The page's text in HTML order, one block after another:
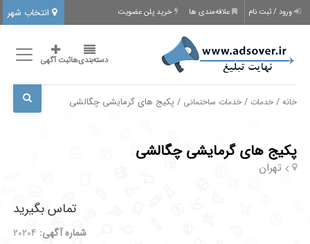
انتخاب شهر ورود / ثبت نام علاقه‌مندی ها خرید پلن عضویت
دسته‌بندی‌هاثبت آگهی
خانه /خدمات /خدمات ساختمانی / پکیج های گرمایشی چگالشی
پکیج های گرمایشی چگالشی
تهران
تماس بگیرید
شماره آگهی: 20204